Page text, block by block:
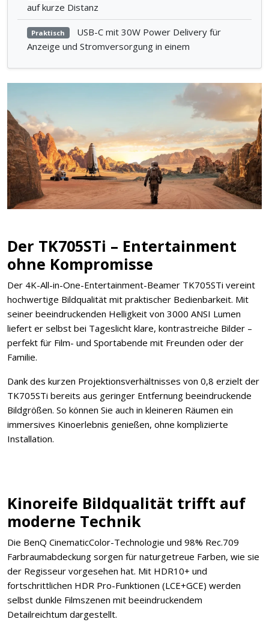
auf kurze Distanz
Praktisch
USB-C mit 30W Power Delivery für
Anzeige und Stromversorgung in einem
Der TK705STi – Entertainment
ohne Kompromisse
Der 4K-All-in-One-Entertainment-Beamer TK705STi vereint
hochwertige Bildqualität mit praktischer Bedienbarkeit. Mit
seiner beeindruckenden Helligkeit von 3000 ANSI Lumen
liefert er selbst bei Tageslicht klare, kontrastreiche Bilder –
perfekt für Film- und Sportabende mit Freunden oder der
Familie.
Dank des kurzen Projektionsverhältnisses von 0,8 erzielt der
TK705STi bereits aus geringer Entfernung beeindruckende
Bildgrößen. So können Sie auch in kleineren Räumen ein
immersives Kinoerlebnis genießen, ohne komplizierte
Installation.
Kinoreife Bildqualität trifft auf
moderne Technik
Die BenQ CinematicColor-Technologie und 98% Rec.709
Farbraumabdeckung sorgen für naturgetreue Farben, wie sie
der Regisseur vorgesehen hat. Mit HDR10+ und
fortschrittlichen HDR Pro-Funktionen (LCE+GCE) werden
selbst dunkle Filmszenen mit beeindruckendem
Detailreichtum dargestellt.